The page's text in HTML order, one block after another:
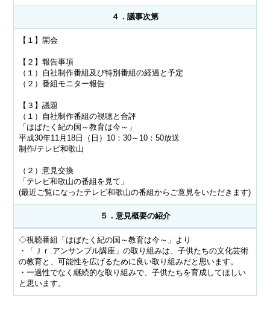
４．議事次第
【１】開会
【２】報告事項
（１）自社制作番組及び特別番組の経過と予定
（２）番組モニター報告
【３】議題
（１）自社制作番組の視聴と合評
「はばたく紀の国～教育は今～」
平成30年11月18日（日）10：30～10：50放送
制作/テレビ和歌山
（２）意見交換
「テレビ和歌山の番組を見て」
(最近ご覧になったテレビ和歌山の番組からご意見をいただきます)
５．意見概要の紹介
◇視聴番組「はばたく紀の国～教育は今～」より
・「Ｊｒ.アンサンブル講座」の取り組みは、子供たちの文化芸術
の教育と、可能性を広げるために良い取り組みだと思います。
・一過性でなく継続的な取り組みで、子供たちを育成してほしい
と思います。